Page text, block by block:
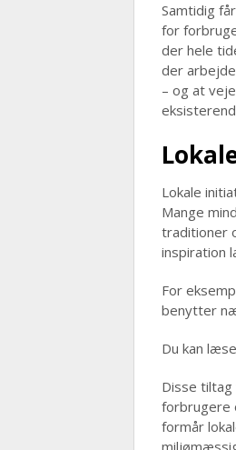
Samtidig
for
der hele
der
– og at
Lokale
Mange
traditioner
inspiration
For
benytter
Du kan
Disse
forbrugere
formår